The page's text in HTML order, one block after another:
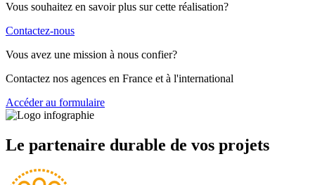
Vous souhaitez en savoir plus sur cette réalisation?
Contactez-nous
Vous avez une mission à nous confier?
Contactez nos agences en France et à l'international
Accéder au formulaire
Le partenaire durable de vos projets